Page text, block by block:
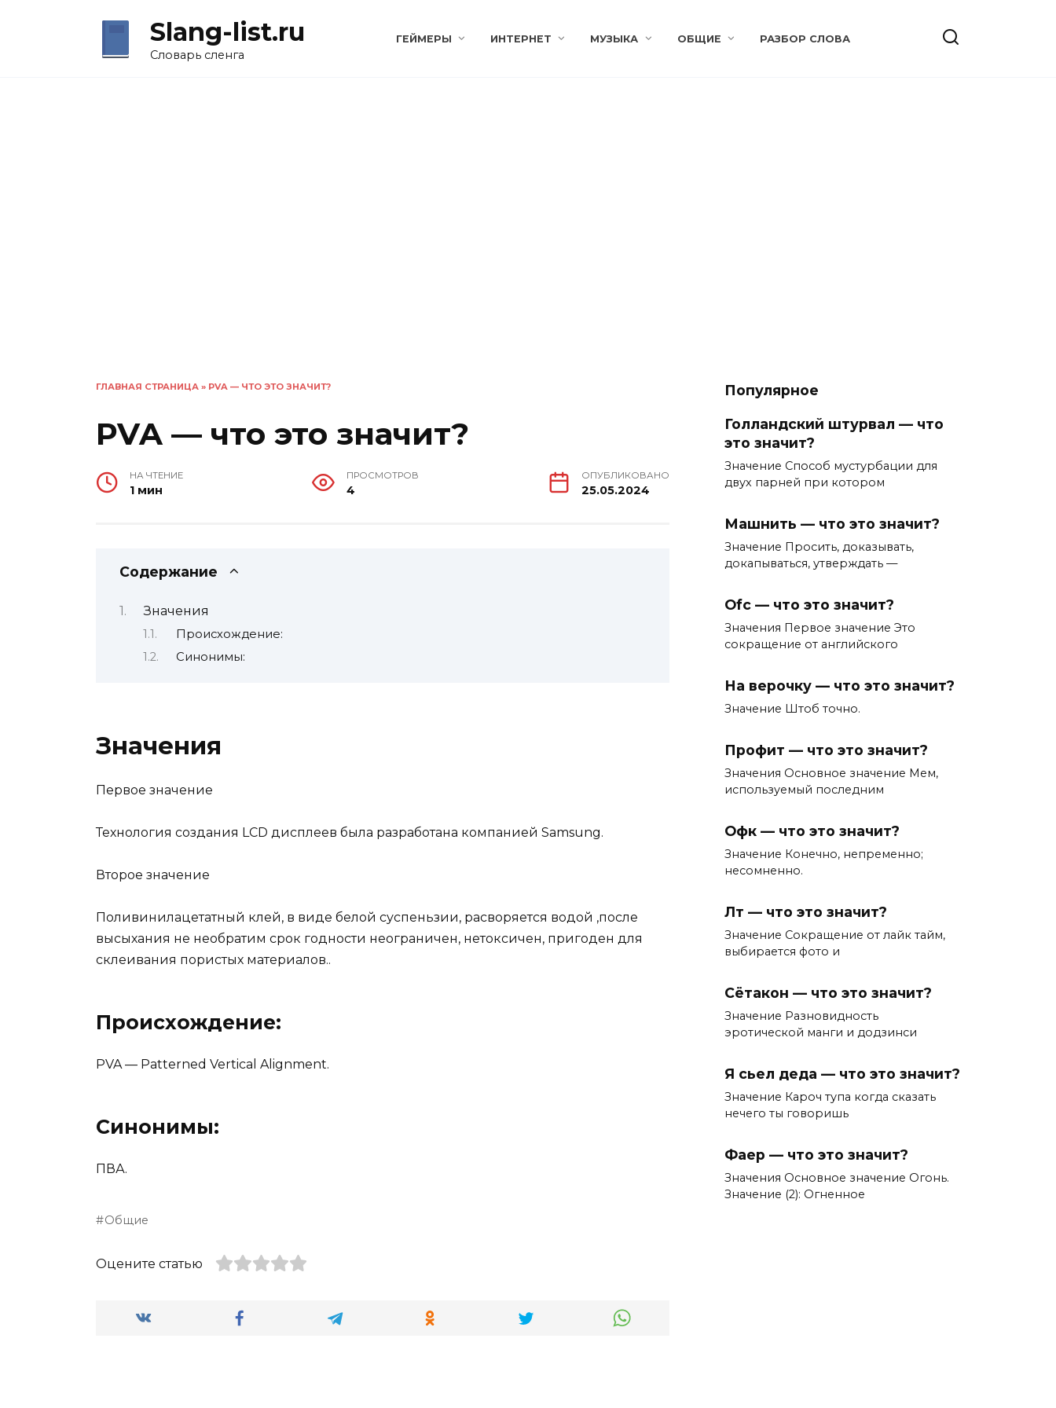
Slang-list.ru
Словарь сленга
ГЕЙМЕРЫ ИНТЕРНЕТ МУЗЫКА ОБЩИЕ РАЗБОР СЛОВА
ГЛАВНАЯ СТРАНИЦА » PVA — ЧТО ЭТО ЗНАЧИТ?
PVA — что это значит?
НА ЧТЕНИЕ
1 мин
ПРОСМОТРОВ
4
ОПУБЛИКОВАНО
25.05.2024
Содержание
Значения
Происхождение:
Синонимы:
Значения
Первое значение
Технология создания LCD дисплеев была разработана компанией Samsung.
Второе значение
Поливинилацетатный клей, в виде белой суспеньзии, расворяется водой ,после
высыхания не необратим срок годности неограничен, нетоксичен, пригоден для
склеивания пористых материалов..
Происхождение:
PVA — Patterned Vertical Alignment.
Синонимы:
ПВА.
Общие
Оцените статью
Популярное
Голландский штурвал — что
это значит?
Значение Способ мустурбации для
двух парней при котором
Машнить — что это значит?
Значение Просить, доказывать,
докапываться, утверждать —
Ofc — что это значит?
Значения Первое значение Это
сокращение от английского
На верочку — что это значит?
Значение Штоб точно.
Профит — что это значит?
Значения Основное значение Мем,
используемый последним
Офк — что это значит?
Значение Конечно, непременно;
несомненно.
Лт — что это значит?
Значение Сокращение от лайк тайм,
выбирается фото и
Сётакон — что это значит?
Значение Разновидность
эротической манги и додзинси
Я сьел деда — что это значит?
Значение Кароч тупа когда сказать
нечего ты говоришь
Фаер — что это значит?
Значения Основное значение Огонь.
Значение (2): Огненное